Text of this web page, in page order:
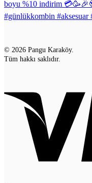
© 2026 Pangu Karaköy.
Tüm hakkı saklıdır.